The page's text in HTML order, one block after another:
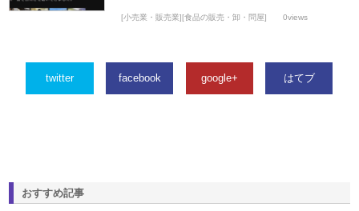
[小売業・販売業][食品の販売・卸・問屋] 0views
twitter facebook google+ はてブ
おすすめ記事